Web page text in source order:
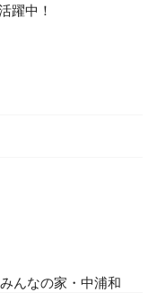
躍中！
んなの家・中浦和